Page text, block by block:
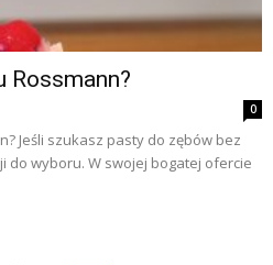
Rossmann?
0
Jeśli szukasz pasty do zębów bez
do wyboru. W swojej bogatej ofercie